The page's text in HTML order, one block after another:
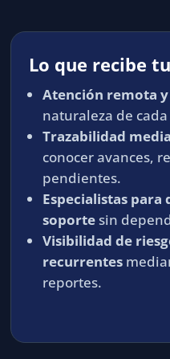
Lo que recibe
Atención remota
naturaleza de
Trazabilidad
conocer avances,
pendientes.
Especialistas
soportesin
Visibilidad de
recurrentes
reportes.